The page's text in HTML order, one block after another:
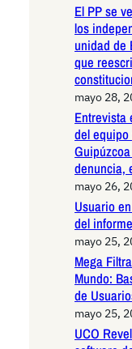
El PP se
los
unidad de
que
mayo 28,
Entrevista
del
denuncia,
mayo 26,
Usuario
del
mayo 25,
Mega
Mundo:
de
mayo 25,
UCO